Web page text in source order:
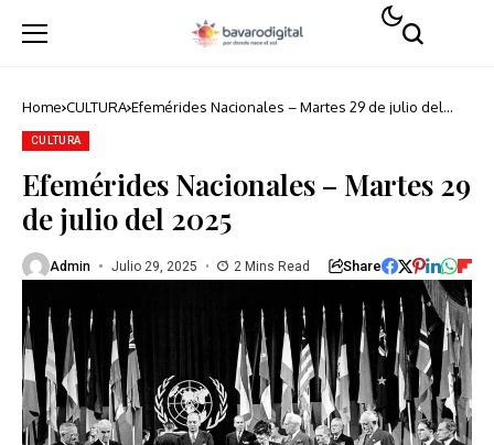
Home CULTURA Efemérides Nacionales – Martes 29 de julio del
CULTURA
Efemérides Nacionales – Martes 29
de julio del 2025
Admin Julio 29, 2025 2 Mins Read Share